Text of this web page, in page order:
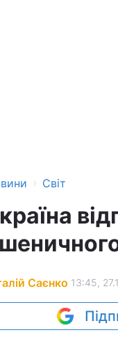
› Світ
Саєнко 13:45,